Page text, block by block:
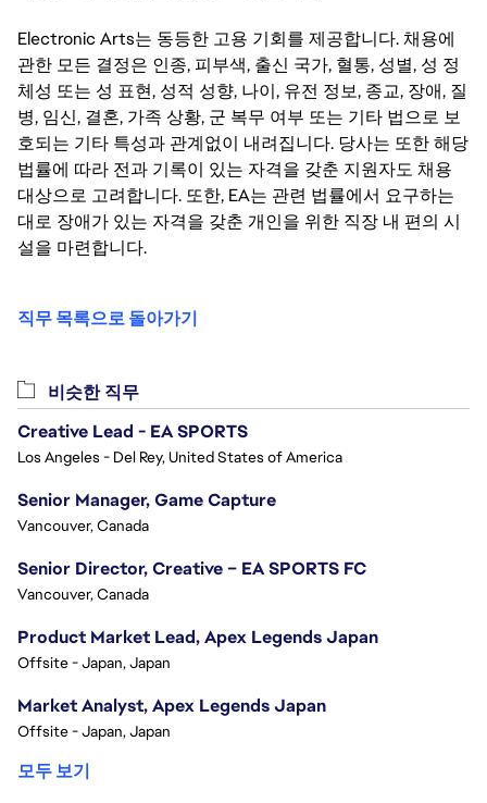
Electronic Arts는 동등한 고용 기회를 제공합니다. 채용에
관한 모든 결정은 인종, 피부색, 출신 국가, 혈통, 성별, 성 정
체성 또는 성 표현, 성적 성향, 나이, 유전 정보, 종교, 장애, 질
병, 임신, 결혼, 가족 상황, 군 복무 여부 또는 기타 법으로 보
호되는 기타 특성과 관계없이 내려집니다. 당사는 또한 해당
법률에 따라 전과 기록이 있는 자격을 갖춘 지원자도 채용
대상으로 고려합니다. 또한, EA는 관련 법률에서 요구하는
대로 장애가 있는 자격을 갖춘 개인을 위한 직장 내 편의 시
설을 마련합니다.
직무 목록으로 돌아가기
비슷한 직무
Creative Lead - EA SPORTS
Los Angeles - Del Rey, United States of America
Senior Manager, Game Capture
Vancouver, Canada
Senior Director, Creative – EA SPORTS FC
Vancouver, Canada
Product Market Lead, Apex Legends Japan
Offsite - Japan, Japan
Market Analyst, Apex Legends Japan
Offsite - Japan, Japan
모두 보기